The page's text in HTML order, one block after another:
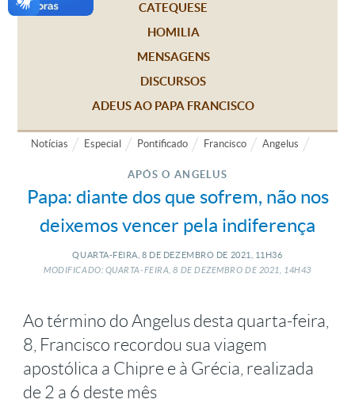
CATEQUESE
HOMILIA
MENSAGENS
DISCURSOS
ADEUS AO PAPA FRANCISCO
Notícias Especial Pontificado Francisco Angelus
APÓS O ANGELUS
Papa: diante dos que sofrem, não nos
deixemos vencer pela indiferença
QUARTA-FEIRA, 8 DE DEZEMBRO DE 2021, 11H36
MODIFICADO: QUARTA-FEIRA, 8 DEDEZEMBRO DE 2021, 14H43
Ao término do Angelus desta quarta-feira,
8, Francisco recordou sua viagem
apostólica a Chipre e à Grécia, realizada
de 2 a 6 deste mês